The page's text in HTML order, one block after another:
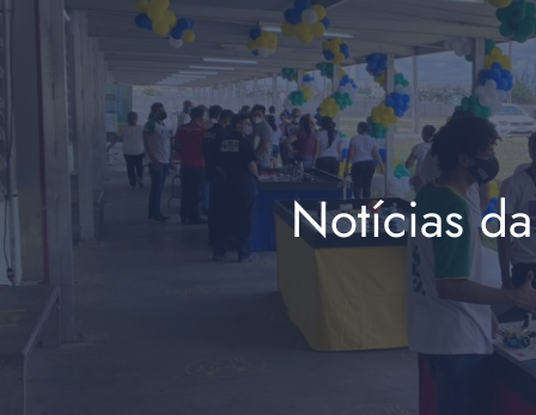
Notícias